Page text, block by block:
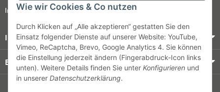
Wie wir Cookies & Co nutzen
Durch Klicken auf „Alle akzeptieren“ gestatten Sie den
Einsatz folgender Dienste auf unserer Website: YouTube,
Vimeo, ReCaptcha, Brevo, Google Analytics 4. Sie können
die Einstellung jederzeit ändern (Fingerabdruck-Icon links
unten). Weitere Details finden Sie unter Konfigurieren und
in unserer Datenschutzerklärung.
Impressum
Informationen
Bezahlung & Versand
© HOZ MEDI WERK